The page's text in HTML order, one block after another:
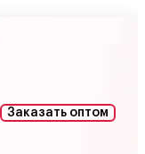
Заказать оптом